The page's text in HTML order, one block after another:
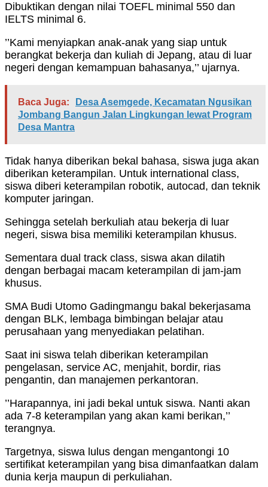
Dibuktikan dengan nilai TOEFL minimal 550 dan
IELTS minimal 6.
’’Kami menyiapkan anak-anak yang siap untuk
berangkat bekerja dan kuliah di Jepang, atau di luar
negeri dengan kemampuan bahasanya,’’ ujarnya.
Baca Juga:
Desa Asemgede, Kecamatan Ngusikan
Jombang Bangun Jalan Lingkungan lewat Program
Desa Mantra
Tidak hanya diberikan bekal bahasa, siswa juga akan
diberikan keterampilan. Untuk international class,
siswa diberi keterampilan robotik, autocad, dan teknik
komputer jaringan.
Sehingga setelah berkuliah atau bekerja di luar
negeri, siswa bisa memiliki keterampilan khusus.
Sementara dual track class, siswa akan dilatih
dengan berbagai macam keterampilan di jam-jam
khusus.
SMA Budi Utomo Gadingmangu bakal bekerjasama
dengan BLK, lembaga bimbingan belajar atau
perusahaan yang menyediakan pelatihan.
Saat ini siswa telah diberikan keterampilan
pengelasan, service AC, menjahit, bordir, rias
pengantin, dan manajemen perkantoran.
’’Harapannya, ini jadi bekal untuk siswa. Nanti akan
ada 7-8 keterampilan yang akan kami berikan,’’
terangnya.
Targetnya, siswa lulus dengan mengantongi 10
sertifikat keterampilan yang bisa dimanfaatkan dalam
dunia kerja maupun di perkuliahan.